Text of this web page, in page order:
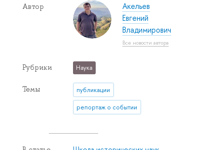
Автор
Акельев
Евгений
Владимирович
Все новости автора
Рубрики Наука
Темы публикации
репортаж о событии